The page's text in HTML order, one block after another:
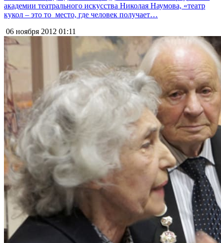
академии театрального искусства Николая Наумова, «театр
кукол – это то место, где человек получает…
06 ноября 2012 01:11